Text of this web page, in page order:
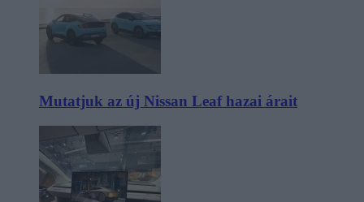
Mutatjuk az új Nissan Leaf hazai árait